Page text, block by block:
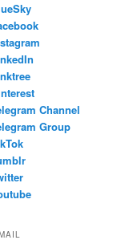
Channel
Group